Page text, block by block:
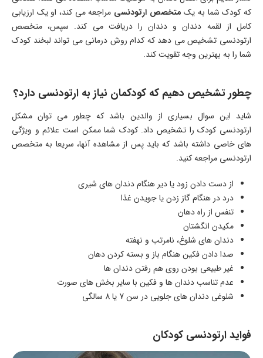
که کودک شما به یک متخصص ارتودنسی مراجعه می کند، او یک ارزیابی
کامل از لقمه دندان و دندان را دریافت می کند. سپس، متخصص
ارتودنسی تشخیص می دهد که کدام روش درمانی می تواند لبخند کودک
شما را به بهترین وجه تقویت کند.
چطور تشخیص دهیم که کودکمان نیاز به ارتودنسی دارد؟
شاید این سوال بسیاری از والدین باشد که چطور می توان مشکل
ارتودنسی کودک را تشخیص داد. کودک شما ممکن است علائم و ویژگی
های خاصی داشته باشد که باید پس از مشاهده آنها، سریعا به متخصص
ارتودنسی مراجعه کنید.
از دست دادن زود یا دیر هنگام دندان های شیری
درد در هنگام گاز زدن یا جویدن غذا
تنفس از راه دهان
مکیدن انگشتان
دندان های شلوغ، نامرتب و نهفته
صدا دادن فکین هنگام باز و بسته کردن دهان
غیر طبیعی بودن روی هم رفتن دندان ها
عدم تناسب دندان ها و فکین با سایر بخش های صورت
شلوغی دندان های جلویی در سن 7 یا 8 سالگی
فواید ارتودنسی کودکان